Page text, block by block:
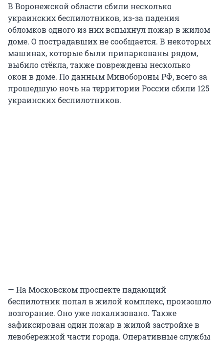
В Воронежской области сбили несколько
украинских беспилотников, из-за падения
обломков одного из них вспыхнул пожар в жилом
доме. О пострадавших не сообщается. В некоторых
машинах, которые были припаркованы рядом,
выбило стёкла, также повреждены несколько
окон в доме. По данным Минобороны РФ, всего за
прошедшую ночь на территории России сбили 125
украинских беспилотников.
— На Московском проспекте падающий
беспилотник попал в жилой комплекс, произошло
возгорание. Оно уже локализовано. Также
зафиксирован один пожар в жилой застройке в
левобережной части города. Оперативные службы